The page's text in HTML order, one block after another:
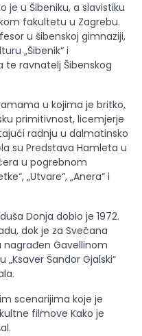
je u Šibeniku, a slavistiku
fakultetu u Zagrebu.
u šibenskoj gimnaziji,
„Šibenik“ i
ravnatelj Šibenskog
u kojima je britko,
primitivnost, licemjerje
radnju u dalmatinsko
su Predstava Hamleta u
u pogrebnom
„Utvare“, „Anera“ i
Donja dobio je 1972.
dok je za Svečana
Gavellinom
Šandor Gjalski“
scenarijima koje je
filmove Kako je